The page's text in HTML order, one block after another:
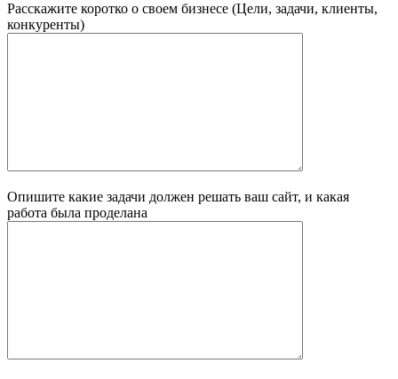
Расскажите коротко о своем бизнесе (Цели, задачи, клиенты,
конкуренты)
Опишите какие задачи должен решать ваш сайт, и какая
работа была проделана